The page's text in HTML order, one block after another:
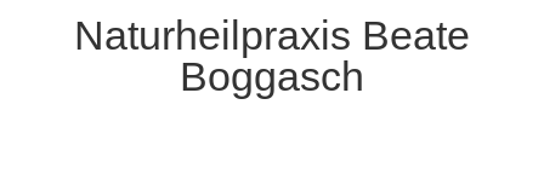
Naturheilpraxis Beate
Boggasch